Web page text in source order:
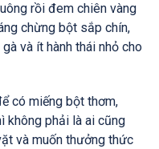
rồi đem chiên vàng
chừng bột sắp chín,
và ít hành thái nhỏ cho
có miếng bột thơm,
không phải là ai cũng
và muốn thưởng thức